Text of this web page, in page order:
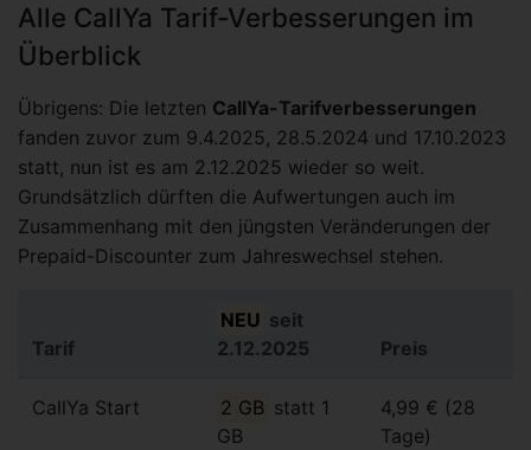
Alle CallYa Tarif-Verbesserungen im
Überblick
Übrigens: Die letzten CallYa-Tarifverbesserungen
fanden zuvor zum 9.4.2025, 28.5.2024 und 17.10.2023
statt, nun ist es am 2.12.2025 wieder so weit.
Grundsätzlich dürften die Aufwertungen auch im
Zusammenhang mit den jüngsten Veränderungen der
Prepaid-Discounter zum Jahreswechsel stehen.
Tarif
NEU seit
2.12.2025
Preis
CallYa Start 2 GB statt 1
GB
4,99 € (28
Tage)